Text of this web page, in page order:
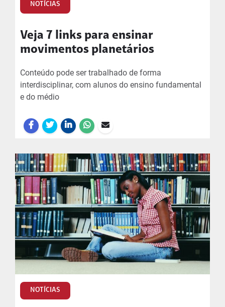
NOTÍCIAS
Veja 7 links para ensinar
movimentos planetários
Conteúdo pode ser trabalhado de forma
interdisciplinar, com alunos do ensino fundamental
e do médio
NOTÍCIAS